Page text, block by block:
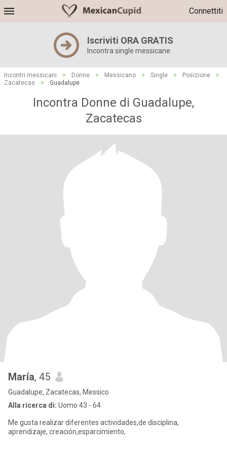
Connettiti
Iscriviti ORA GRATIS
Incontra single messicane
Incontri messicani > Donne > Messicano > Single > Posizione
>
Zacatecas
> Guadalupe
Incontra Donne di Guadalupe,
Zacatecas
María, 45
Guadalupe, Zacatecas, Messico
Alla ricerca di: Uomo 43 - 64
Me gusta realizar diferentes actividades,de disciplina,
aprendizaje, creación,esparcimiento,